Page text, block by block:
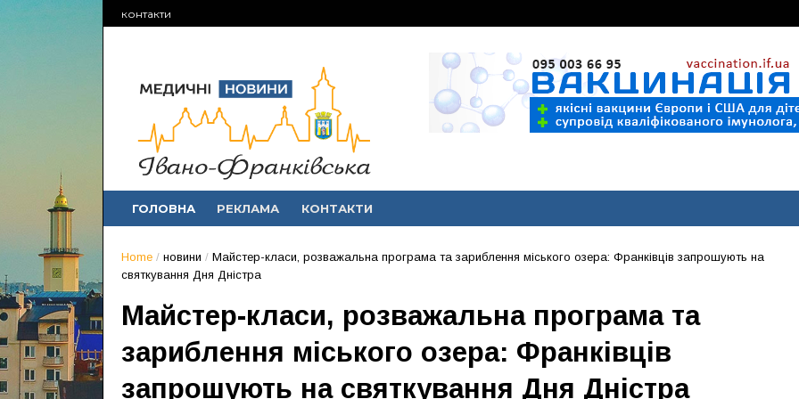
контакти
ГОЛОВНА РЕКЛАМА КОНТАКТИ
Home / новини / Майстер-класи, розважальна програма та зариблення міського озера: Франківців запрошують на
святкування Дня Дністра
Майстер-класи, розважальна програма та
зариблення міського озера: Франківців
запрошують на святкування Дня Дністра